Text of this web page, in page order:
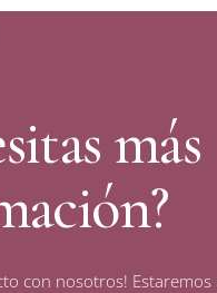
más
con nosotros!